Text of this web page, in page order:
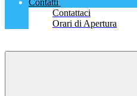
Contatti
Contattaci
Orari di Apertura